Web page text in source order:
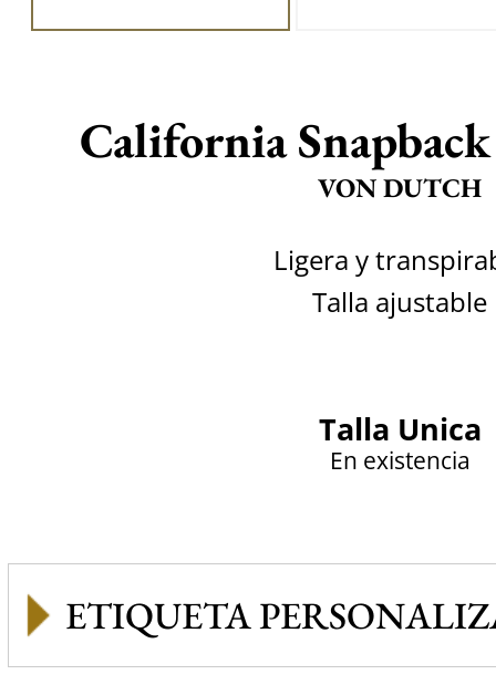
California
VON DUTCH
Ligera y
Talla ajustable
Talla Unica
En existencia
ETIQUETA